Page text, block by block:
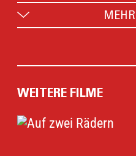
intraprendere con lui
gli Stati Uniti.
WEITERE FILME